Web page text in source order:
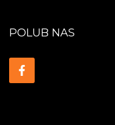
POLUB NAS